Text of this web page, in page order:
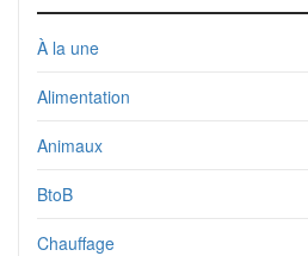
À la une
Alimentation
Animaux
BtoB
Chauffage